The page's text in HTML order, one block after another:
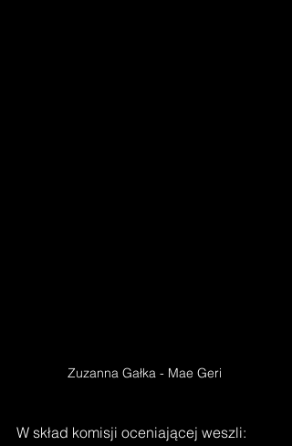
Zuzanna Gałka - Mae Geri
W skład komisji oceniającej weszli: